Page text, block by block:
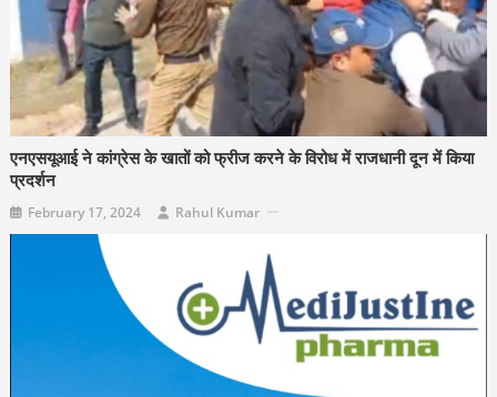
एनएसयूआई ने कांग्रेस के खातों को फ्रीज करने के विरोध में राजधानी दून में किया
प्रदर्शन
February 17, 2024 Rahul Kumar